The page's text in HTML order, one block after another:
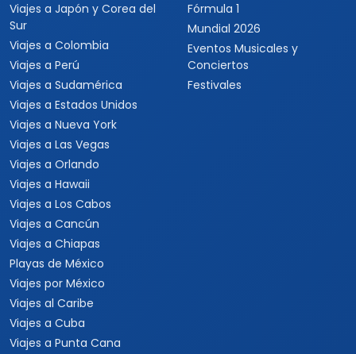
Viajes a Japón y Corea del
Sur
Viajes a Colombia
Viajes a Perú
Viajes a Sudamérica
Viajes a Estados Unidos
Viajes a Nueva York
Viajes a Las Vegas
Viajes a Orlando
Viajes a Hawaii
Viajes a Los Cabos
Viajes a Cancún
Viajes a Chiapas
Playas de México
Viajes por México
Viajes al Caribe
Viajes a Cuba
Viajes a Punta Cana
Fórmula 1
Mundial 2026
Eventos Musicales y
Conciertos
Festivales